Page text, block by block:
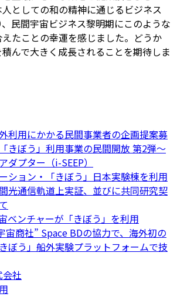
としての和の精神に通じるビジネス
民間宇宙ビジネス黎明期にこのような
たことの幸運を感じました。どうか
んで大きく成長されることを期待しま
利用にかかる民間事業者の企画提案募
きぼう」利用事業の民間開放 第2弾～
ダプター（i-SEEP）
ション・「きぼう」日本実験棟を利用
光通信軌道上実証、並びに共同研究契
ベンチャーが「きぼう」を利用
宙商社” Space BDの協力で、海外初の
ぼう」船外実験プラットフォームで技
会社